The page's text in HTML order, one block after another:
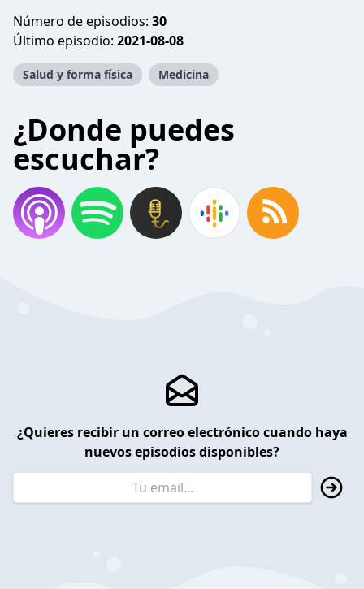
Número de episodios: 30
Último episodio: 2021-08-08
Salud y forma física Medicina
¿Donde puedes
escuchar?
¿Quieres recibir un correo electrónico cuando haya
nuevos episodios disponibles?